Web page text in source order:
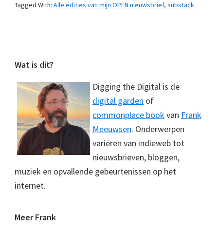
Tagged With: Alle edities van mijn OPEN nieuwsbrief, substack
Footer
Wat is dit?
Digging the Digital is de
digital garden of
commonplace bookvan Frank
Meeuwsen. Onderwerpen
variëren van indieweb tot
nieuwsbrieven, bloggen,
muziek en opvallende gebeurtenissen op het
internet.
Meer Frank